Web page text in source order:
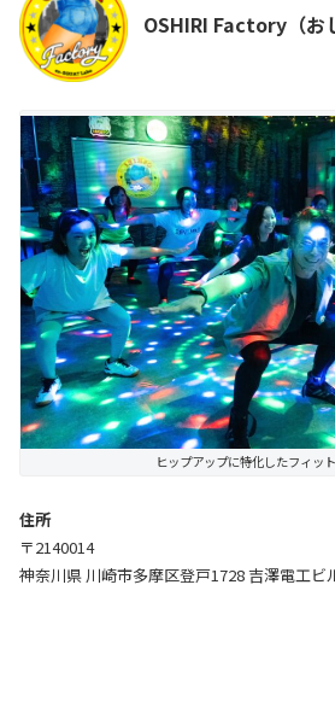
OSHIRI Factory（お
ヒップアップに特化したフィッ
住所
〒2140014
神奈川県 川崎市多摩区登戸1728 吉澤電工ビ